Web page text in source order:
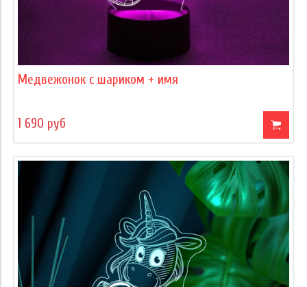
Медвежонок с шариком + имя
1 690 руб